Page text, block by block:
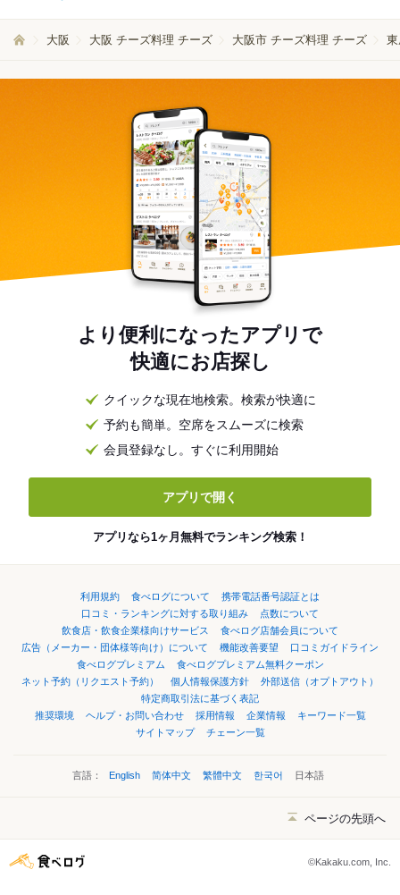
大阪 大阪 チーズ料理 チーズ 大阪市 チーズ料理 チーズ
より便利になったアプリで
快適にお店探し
クイックな現在地検索。検索が快適に
予約も簡単。空席をスムーズに検索
会員登録なし。すぐに利用開始
アプリで開く
アプリなら1ヶ月無料でランキング検索！
利用規約 食べログについて
携帯電話番号認証とは
口コミ・ランキングに対する取り組み
点数について
飲食店・飲食企業様向けサービス
食べログ店舗会員について
広告（メーカー・団体様等向け）について
機能改善要望
口コミガイドライン
食べログプレミアム
食べログプレミアム無料クーポン
ネット予約（リクエスト予約）
個人情報保護方針
外部送信（オプトアウト）
特定商取引法に基づく表記
推奨環境
ヘルプ・お問い合わせ 採用情報 企業情報
キーワード一覧
サイトマップ
チェーン一覧
言語： English 简体中文 繁體中文 한국어 日本語
ページの先頭へ
©Kakaku.com, Inc.